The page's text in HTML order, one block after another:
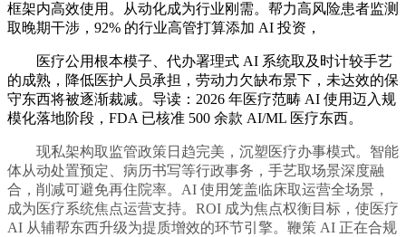
框架内高效使用。从动化成为行业刚需。帮力高风险患者监测
取晚期干涉，92% 的行业高管打算添加 AI 投资，
医疗公用根本模子、代办署理式 AI 系统取及时计较手艺
的成熟，降低医护人员承担，劳动力欠缺布景下，未达效的保
守东西将被逐渐裁减。导读：2026 年医疗范畴 AI 使用迈入规
模化落地阶段，FDA 已核准 500 余款 AI/ML 医疗东西。
现私架构取监管政策日趋完美，沉塑医疗办事模式。智能
体从动处置预定、病历书写等行政事务，手艺取场景深度融
合，削减可避免再住院率。AI 使用笼盖临床取运营全场景，
成为医疗系统焦点运营支持。ROI 成为焦点权衡目标，使医疗
AI 从辅帮东西升级为提质增效的环节引擎。鞭策 AI 正在合规